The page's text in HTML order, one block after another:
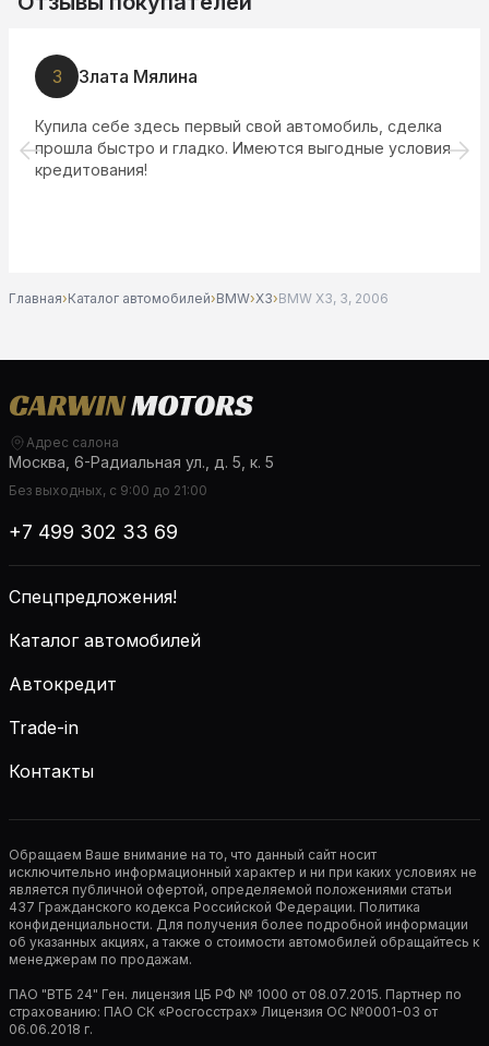
З Злата Мялина
Купила себе здесь первый свой автомобиль, сделка
прошла быстро и гладко. Имеются выгодные условия
кредитования!
Главная›Каталог автомобилей›BMW›X3›BMW X3, 3, 2006
Адрес салона
Москва, 6-Радиальная ул., д. 5, к. 5
Без выходных, с 9:00 до 21:00
+7 499 302 33 69
Спецпредложения!
Каталог автомобилей
Автокредит
Trade-in
Контакты
Обращаем Ваше внимание на то, что данный сайт носит
исключительно информационный характер и ни при каких условиях не
является публичной офертой, определяемой положениями статьи
437 Гражданского кодекса Российской Федерации. Политика
конфиденциальности. Для получения более подробной информации
об указанных акциях, а также о стоимости автомобилей обращайтесь к
менеджерам по продажам.
ПАО "ВТБ 24" Ген. лицензия ЦБ РФ № 1000 от 08.07.2015. Партнер по
страхованию: ПАО СК «Росгосстрах» Лицензия ОС №0001-03 от
06.06.2018 г.